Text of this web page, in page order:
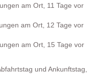
am Ort, 11 Tage vor
am Ort, 12 Tage vor
am Ort, 15 Tage vor
und Ankunftstag,